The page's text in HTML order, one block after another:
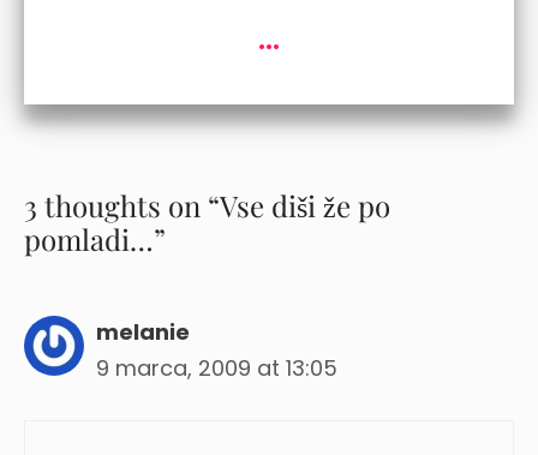
...
3 thoughts on “Vse diši že po
pomladi…”
melanie
9 marca, 2009 at 13:05